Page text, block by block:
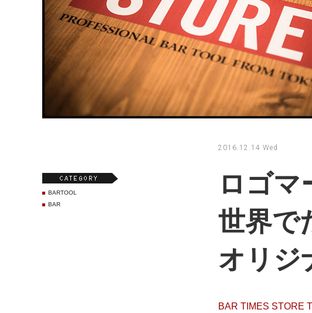
2016.12.14 Wed
ロゴマ
世界で
オリジ
BAR TIMES STORE
BARTOOL
BAR